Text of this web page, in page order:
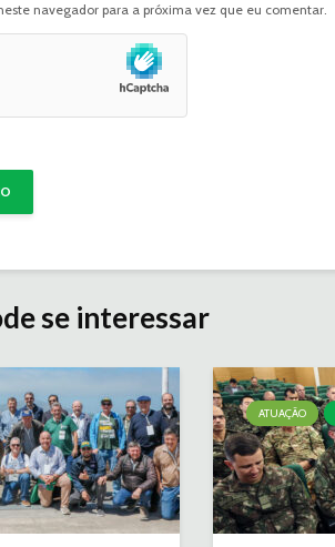
navegador para a próxima vez que eu comentar.
se interessar
ATUAÇÃO